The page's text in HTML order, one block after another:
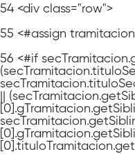
54 <div class="row">
55 <#assign
56 <#if
||